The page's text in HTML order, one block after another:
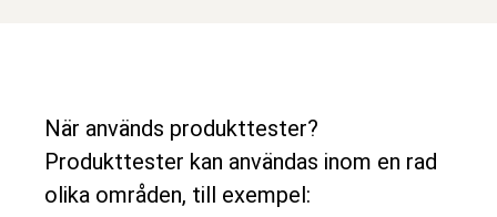
När används produkttester?
Produkttester kan användas inom en rad
olika områden, till exempel: